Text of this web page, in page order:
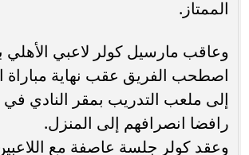
الممتاز.
وعاقب مارسيل كولر لاعبي الأهلي
اصطحب الفريق عقب نهاية مباراة
إلى ملعب التدريب بمقر النادي في
رافضا انصرافهم إلى المنزل.
وعقد كولر جلسة عاصفة مع